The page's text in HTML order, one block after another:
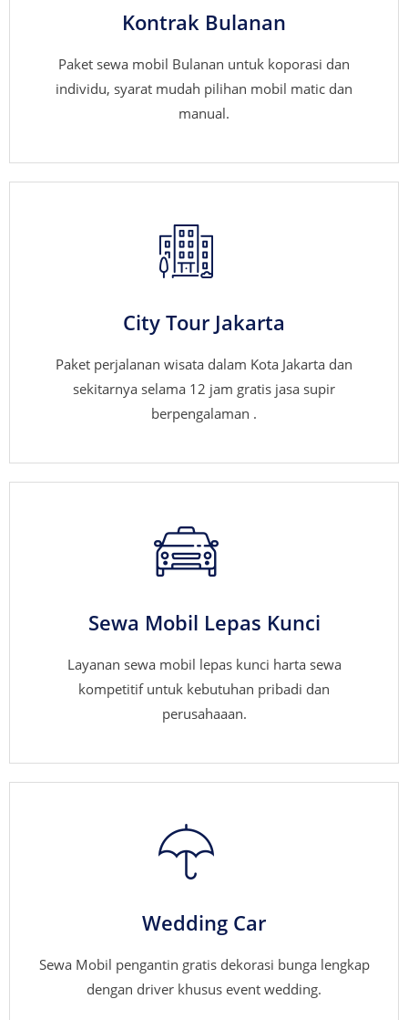
Kontrak Bulanan
Paket sewa mobil Bulanan untuk koporasi dan
individu, syarat mudah pilihan mobil matic dan
manual.
City Tour Jakarta
Paket perjalanan wisata dalam Kota Jakarta dan
sekitarnya selama 12 jam gratis jasa supir
berpengalaman .
Sewa Mobil Lepas Kunci
Layanan sewa mobil lepas kunci harta sewa
kompetitif untuk kebutuhan pribadi dan
perusahaaan.
Wedding Car
Sewa Mobil pengantin gratis dekorasi bunga lengkap
dengan driver khusus event wedding.